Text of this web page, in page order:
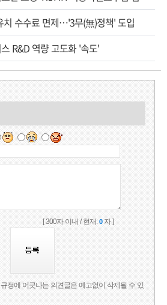
치 수수료 면제…'3무(無)정책' 도입
R&D 역량 고도화 '속도'
[ 300자 이내 / 현재:0자 ]
정에 어긋나는 의견글은 예고없이 삭제될 수 있